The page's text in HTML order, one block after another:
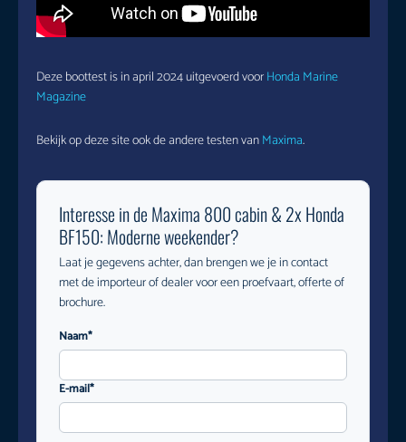
Deze boottest is in april 2024 uitgevoerd voorHonda Marine
Magazine
Bekijk op deze site ook de andere testen vanMaxima.
Interesse in de Maxima 800 cabin & 2x Honda
BF150: Moderne weekender?
Laat je gegevens achter, dan brengen we je in contact
met de importeur of dealer voor een proefvaart, offerte of
brochure.
Naam*
E-mail*